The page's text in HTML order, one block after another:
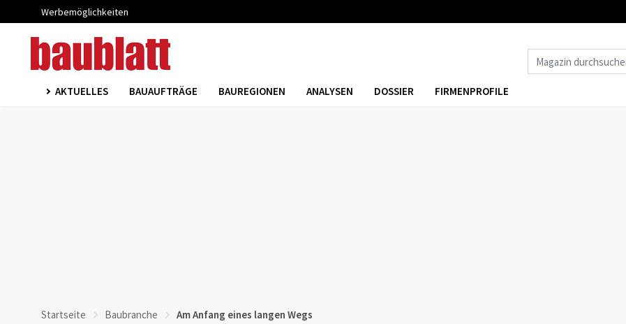
Werbemöglichkeiten
AKTUELLES BAUAUFTRÄGE BAUREGIONEN ANALYSEN DOSSIER FIRMENPROFILE
Startseite Baubranche Am Anfang eines langen Wegs